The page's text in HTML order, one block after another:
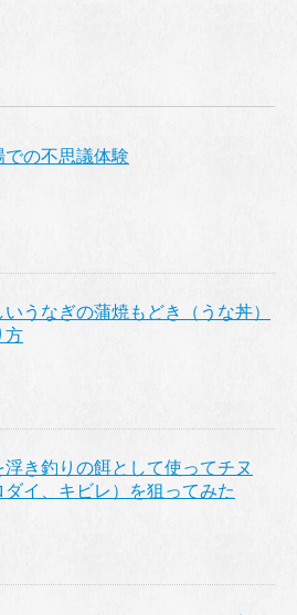
での不思議体験
いうなぎの蒲焼もどき（うな丼）
方
浮き釣りの餌として使ってチヌ
ダイ、キビレ）を狙ってみた